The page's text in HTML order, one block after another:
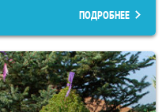
ПОДРОБНЕЕ